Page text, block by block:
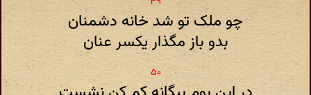
چو ملک تو شد خانه دشمنان
بدو باز مگذار یکسر عنان